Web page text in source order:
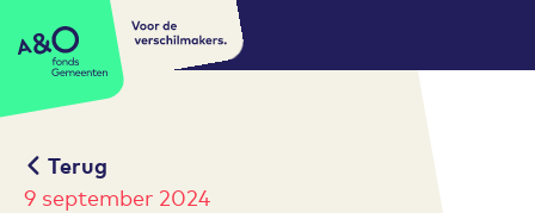
A&O fonds Gemeenten
Voor de
verschilmakers.
Terug
9 september 2024